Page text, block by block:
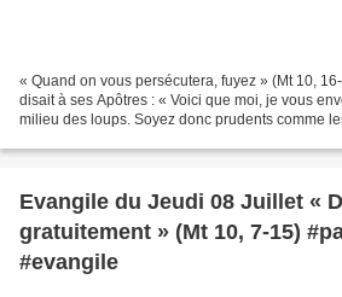
« Quand on vous persécutera, fuyez » (Mt 10,
disait à ses Apôtres : « Voici que moi, je vous
milieu des loups. Soyez donc prudents comme
Evangile du Jeudi 08 Juillet «
gratuitement » (Mt 10, 7-15)
#evangile